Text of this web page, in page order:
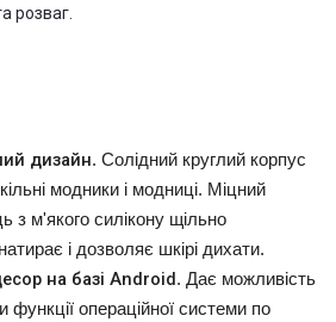
розваг.
дизайн. Солідний круглий корпус
модники і модниці. Міцний
з м'якого силікону щільно
і дозволяє шкірі дихати.
на базі Android. Дає можливість
функції операційної системи по